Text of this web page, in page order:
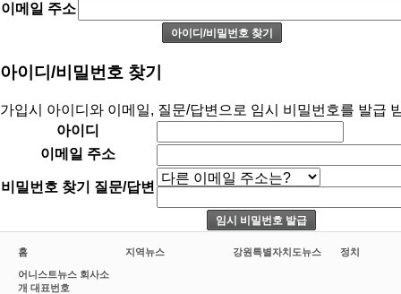
이메일 주소
아이디/비밀번호 찾기
가입시 아이디와 이메일, 질문/답변으로 임시 비밀번호를 발급
아이디
이메일 주소
비밀번호 찾기 질문/답변
홈 지역뉴스 강원특별자치도뉴스 정치
어니스트뉴스 회사소
개 대표번호